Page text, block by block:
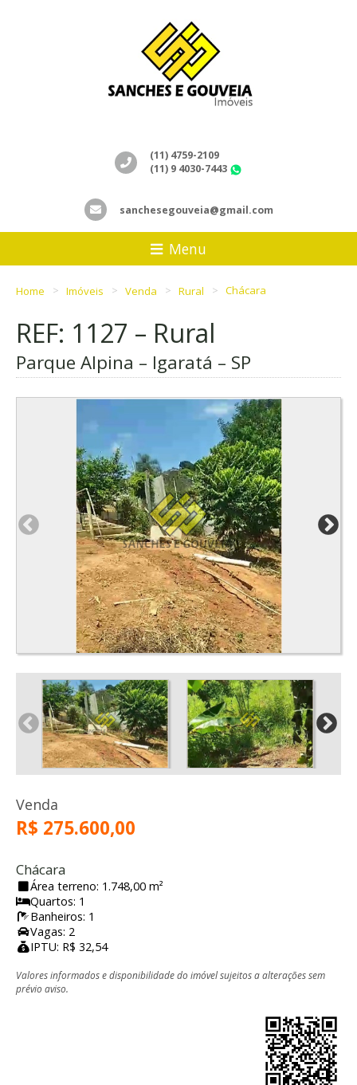
(11) 4759-2109
(11) 9 4030-7443
sanchesegouveia@gmail.com
Menu
Home Imóveis Venda Rural Chácara
REF: 1127 – Rural
Parque Alpina – Igaratá – SP
Venda
R$ 275.600,00
Chácara
Área terreno: 1.748,00 m²
Quartos: 1
Banheiros: 1
Vagas: 2
IPTU: R$ 32,54
Valores informados e disponibilidade do imóvel sujeitos a alterações sem
prévio aviso.